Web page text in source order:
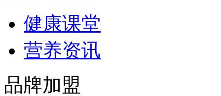
健康课堂
营养资讯
品牌加盟